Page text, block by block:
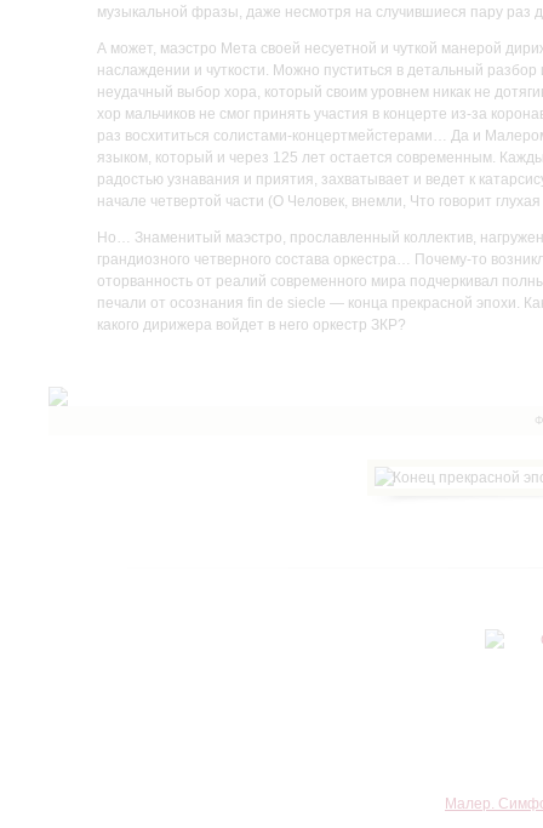
музыкальной фразы, даже несмотря на случившиеся пару раз
А может, маэстро Мета своей несуетной и чуткой манерой
наслаждении и чуткости. Можно пуститься в детальный
неудачный выбор хора, который своим уровнем никак не
хор мальчиков не смог принять участия в концерте из‑за
раз восхититься солистами-концертмейстерами… Да и
языком, который и через 125 лет остается современным.
радостью узнавания и приятия, захватывает и ведет к
начале четвертой части (О Человек, внемли, Что говорит
Но… Знаменитый маэстро, прославленный коллектив,
грандиозного четверного состава оркестра… Почему‑то
оторванность от реалий современного мира подчеркивал
печали от осознания fin de siecle — конца прекрасной эпохи.
какого дирижера войдет в него оркестр ЗКР?
Малер.